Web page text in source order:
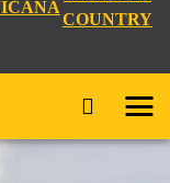
COUNTRY